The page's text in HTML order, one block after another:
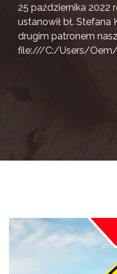
25 października 2022
ustanowił bł. Stefana
drugim patronem
file:///C:/Users/Oem/